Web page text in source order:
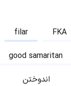
filar FKA
good samaritan
اندوختن